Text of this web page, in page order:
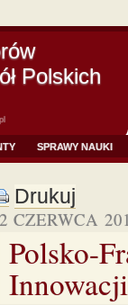
Polskich
SPRAWY NAUKI
Drukuj
2 CZERWCA
Polsko-
Innowacji